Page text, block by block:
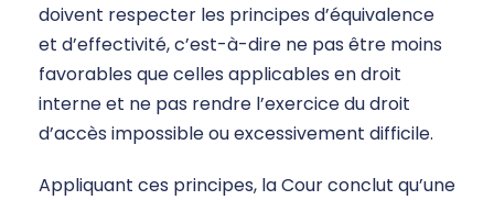
doivent respecter les principes d’équivalence
et d’effectivité, c’est-à-dire ne pas être moins
favorables que celles applicables en droit
interne et ne pas rendre l’exercice du droit
d’accès impossible ou excessivement difficile.
Appliquant ces principes, la Cour conclut qu’une